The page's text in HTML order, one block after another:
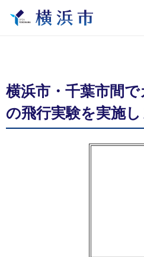
横浜市・千葉市間
の飛行実験を実施